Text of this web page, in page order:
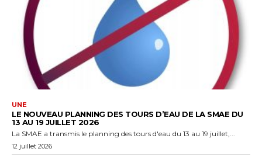
UNE
LE NOUVEAU PLANNING DES TOURS D’EAU DE LA SMAE DU
13 AU 19 JUILLET 2026
La SMAE a transmis le planning des tours d'eau du 13 au 19 juillet,...
12 juillet 2026